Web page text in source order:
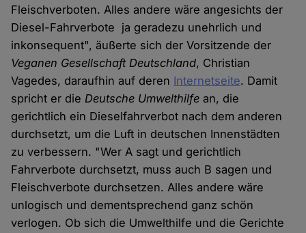
Fleischverboten. Alles andere wäre angesichts der
Diesel-Fahrverbote ja geradezu unehrlich und
inkonsequent", äußerte sich der Vorsitzende der
Veganen Gesellschaft Deutschland, Christian
Vagedes, daraufhin auf deren Internetseite. Damit
spricht er dieDeutsche Umwelthilfe an, die
gerichtlich ein Dieselfahrverbot nach dem anderen
durchsetzt, um die Luft in deutschen Innenstädten
zu verbessern. "Wer A sagt und gerichtlich
Fahrverbote durchsetzt, muss auch B sagen und
Fleischverbote durchsetzen. Alles andere wäre
unlogisch und dementsprechend ganz schön
verlogen. Ob sich die Umwelthilfe und die Gerichte